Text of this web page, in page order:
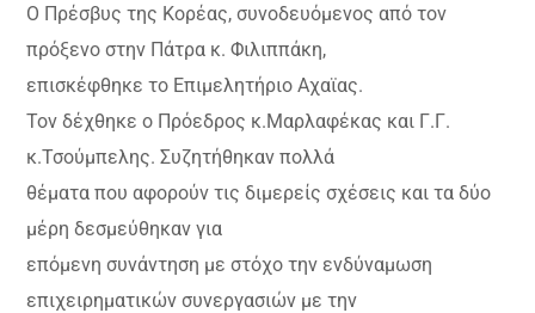
Ο Πρέσβυς της Κορέας, συνοδευόμενος από τον
πρόξενο στην Πάτρα κ. Φιλιππάκη,
επισκέφθηκε το Επιμελητήριο Αχαϊας.
Τον δέχθηκε ο Πρόεδρος κ.Μαρλαφέκας και Γ.Γ.
κ.Τσούμπελης. Συζητήθηκαν πολλά
θέματα που αφορούν τις διμερείς σχέσεις και τα δύο
μέρη δεσμεύθηκαν για
επόμενη συνάντηση με στόχο την ενδύναμωση
επιχειρηματικών συνεργασιών με την